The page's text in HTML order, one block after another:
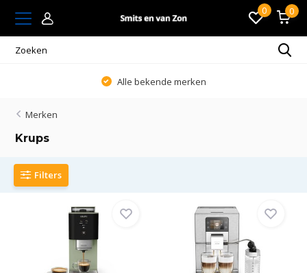
0 0
Alle bekende merken
Merken
Krups
Filters